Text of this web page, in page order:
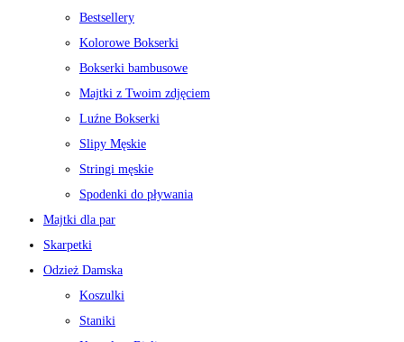
Bestsellery
Kolorowe Bokserki
Bokserki bambusowe
Majtki z Twoim zdjęciem
Luźne Bokserki
Slipy Męskie
Stringi męskie
Spodenki do pływania
Majtki dla par
Skarpetki
Odzież Damska
Koszulki
Staniki